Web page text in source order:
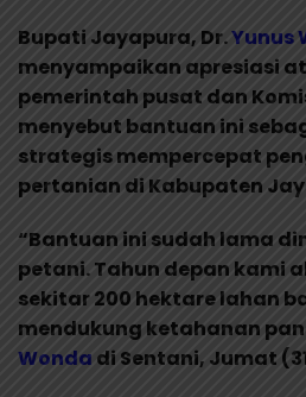
Bupati Jayapura, Dr.Yunus
menyampaikan apresiasi
pemerintah pusat dan
menyebut bantuan ini
strategis mempercepat
pertanian di Kabupaten
“Bantuan ini sudah lama
petani. Tahun depan kami
sekitar 200 hektare lahan
mendukung ketahanan
Wonda di Sentani, Jumat